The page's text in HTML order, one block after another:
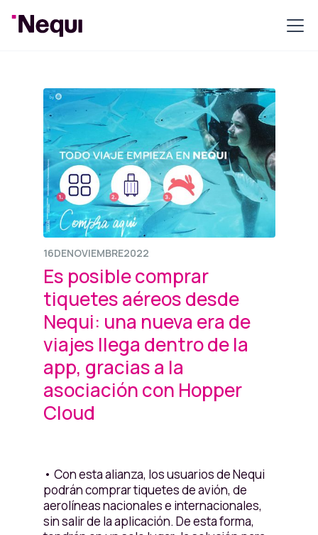
16DENOVIEMBRE2022
Es posible comprar
tiquetes aéreos desde
Nequi: una nueva era de
viajes llega dentro de la
app, gracias a la
asociación con Hopper
Cloud
• Con esta alianza, los usuarios de Nequi
podrán comprar tiquetes de avión, de
aerolíneas nacionales e internacionales,
sin salir de la aplicación. De esta forma,